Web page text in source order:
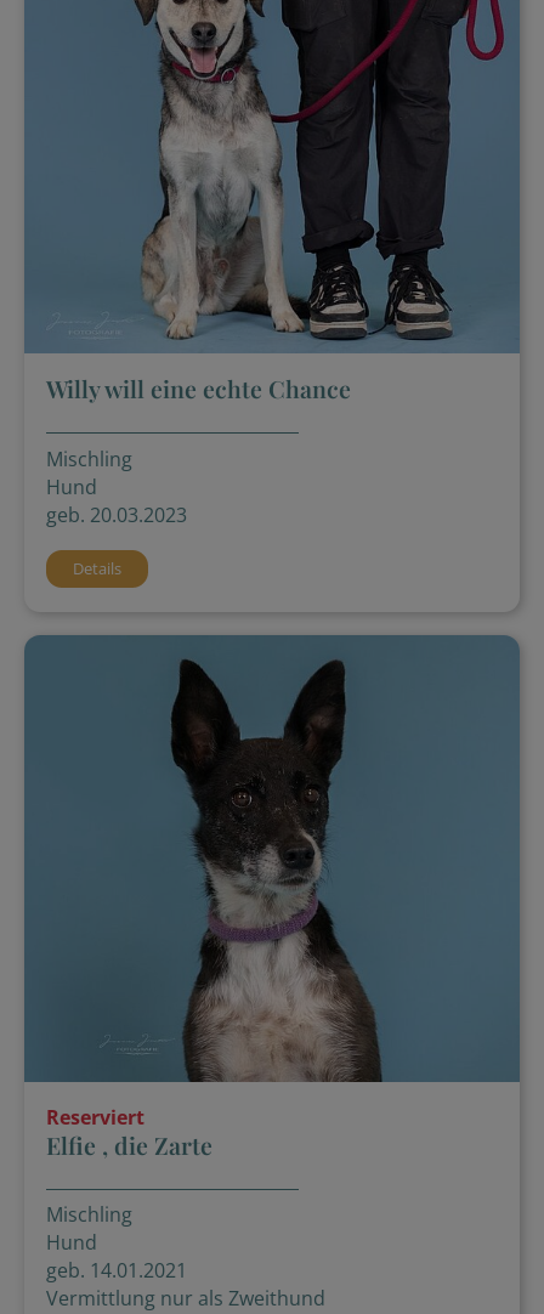
Willy will eine echte Chance
Mischling
Hund
geb. 20.03.2023
Details
Reserviert
Elfie , die Zarte
Mischling
Hund
geb. 14.01.2021
Vermittlung nur als Zweithund